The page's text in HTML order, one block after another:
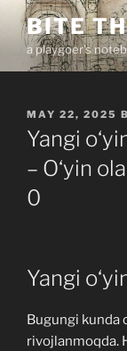
Skip
content
BITE
a playgoer's
POSTED
ON
MAY 22, 2025
Yangi
– O‘yin
0
Yangi
Bugungi kunda
rivojlanmoqda.